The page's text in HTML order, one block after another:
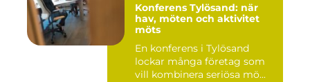
Konferens Tylösand: när
hav, möten och aktivitet
möts
En konferens i Tylösand
lockar många företag som
vill kombinera seriösa mö...